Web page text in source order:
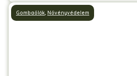
Gombaölők, Növényvédelem